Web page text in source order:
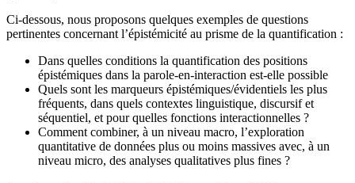
Ci-dessous, nous proposons quelques exemples de questions
pertinentes concernant l’épistémicité au prisme de la quantification :
Dans quelles conditions la quantification des positions
épistémiques dans la parole-en-interaction est-elle possible
Quels sont les marqueurs épistémiques/évidentiels les plus
fréquents, dans quels contextes linguistique, discursif et
séquentiel, et pour quelles fonctions interactionnelles ?
Comment combiner, à un niveau macro, l’exploration
quantitative de données plus ou moins massives avec, à un
niveau micro, des analyses qualitatives plus fines ?